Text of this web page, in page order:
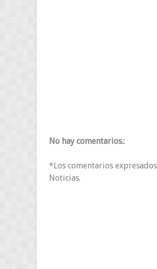
No hay comentarios.:
*Los comentarios
Noticias.